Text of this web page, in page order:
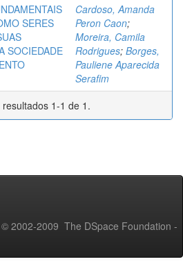
SERES
SOCIEDADE
Cardoso, Amanda
Peron Caon;
Moreira, Camila
Rodrigues; Borges,
Pauliene Aparecida
Serafim
1-1 de 1.
2002-2009 The DSpace Foundation -